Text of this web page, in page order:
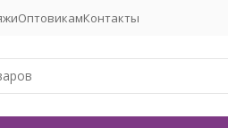
ОптовикамКонтакты